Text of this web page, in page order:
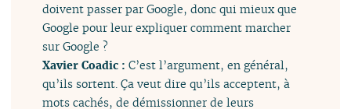
doivent passer par Google, donc qui mieux que
Google pour leur expliquer comment marcher
sur Google ?
Xavier Coadic :C’est l’argument, en général,
qu’ils sortent. Ça veut dire qu’ils acceptent, à
mots cachés, de démissionner de leurs